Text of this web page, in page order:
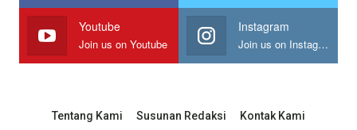
Youtube
Join us on Youtube
Instagram
Join us on Instagram
Tentang Kami Susunan Redaksi Kontak Kami